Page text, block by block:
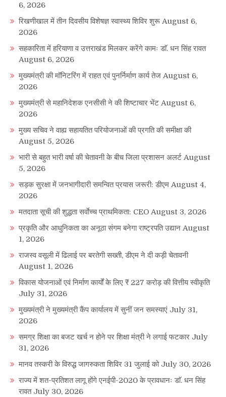
6, 2026
रिखणीखाल में तीन दिवसीय विशेषज्ञ स्वास्थ्य शिविर शुरू August 6,
2026
सहकारिता में हरियाणा व उत्तराखंड मिलकर करेंगे कामः डाॅ. धन सिंह रावत
August 6, 2026
मुख्यमंत्री की मॉनिटरिंग में राहत एवं पुनर्निर्माण कार्य तेज August 6,
2026
मुख्यमंत्री से महानिदेशक एनसीसी ने की शिष्टाचार भेंट August 6,
2026
मुख्य सचिव ने वाह्य सहायतित परियोजनाओं की प्रगति की समीक्षा की
August 5, 2026
भारी से बहुत भारी वर्षा की चेतावनी के बीच जिला प्रशासन अलर्ट August
5, 2026
सड़क सुरक्षा में जनभागीदारी समन्वित प्रयास जरूरी: डीएम August 4,
2026
मतदाता सूची की शुद्धता सर्वाेच्च प्राथमिकता: CEO August 3, 2026
प्रकृति और आधुनिकता का अनूठा संगम बनेगा राष्ट्रपति उद्यान August
1, 2026
राजस्व वसूली में ढिलाई पर बरतेगी सख्ती, डीएम ने दी कड़ी चेतावनी
August 1, 2026
विकास योजनाओं एवं निर्माण कार्यों के लिए ₹ 227 करोड़ की वित्तीय स्वीकृति
July 31, 2026
मुख्यमंत्री ने मुख्यमंत्री कैंप कार्यालय में सुनीं जन समस्याएं July 31,
2026
समग्र शिक्षा का बजट खर्च न होने पर शिक्षा मंत्री ने लगाई फटकार July
31, 2026
मानव तस्करी के विरुद्ध जागरुकता शिविर 31 जुलाई को July 30, 2026
राज्य में शत-प्रतिशत लागू होंगे एनईपी-2020 के प्रावधानः डाॅ. धन सिंह
रावत July 30, 2026